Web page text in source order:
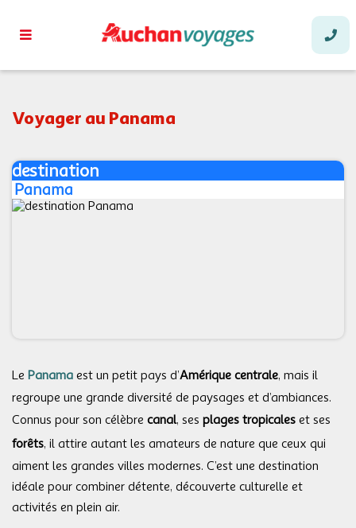
Voyager au Panama
destination
Panama
Le Panama est un petit pays d’Amérique centrale, mais il
regroupe une grande diversité de paysages et d’ambiances.
Connus pour son célèbre canal, ses plages tropicales et ses
forêts, il attire autant les amateurs de nature que ceux qui
aiment les grandes villes modernes. C’est une destination
idéale pour combiner détente, découverte culturelle et
activités en plein air.